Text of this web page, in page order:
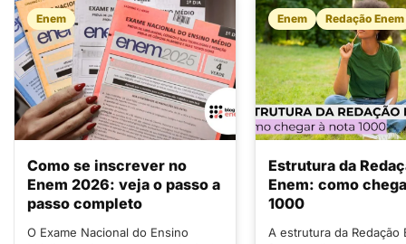
Enem
Como se inscrever no
Enem 2026: veja o passo a
passo completo
O Exame Nacional do Ensino
Enem Redação Enem
Estrutura da
Enem: como
1000
A estrutura da Redação